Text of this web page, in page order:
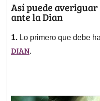
Así puede
ante la Dian
1. Lo primero que debe
DIAN.